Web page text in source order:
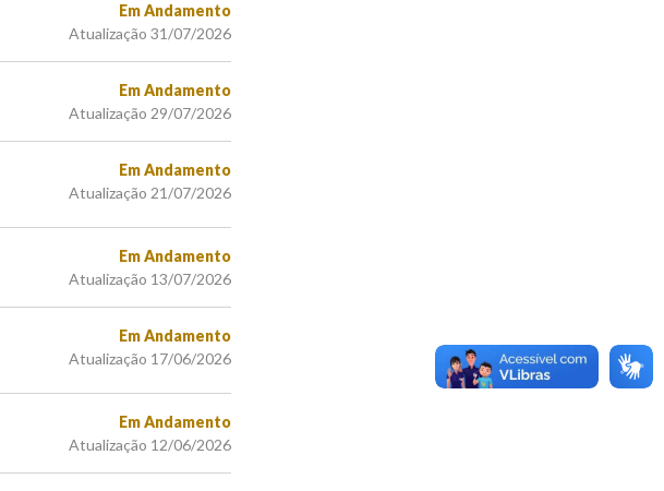
Em Andamento
Atualização 31/07/2026
Em Andamento
Atualização 29/07/2026
Em Andamento
Atualização 21/07/2026
Em Andamento
Atualização 13/07/2026
Em Andamento
Atualização 17/06/2026
Em Andamento
Atualização 12/06/2026